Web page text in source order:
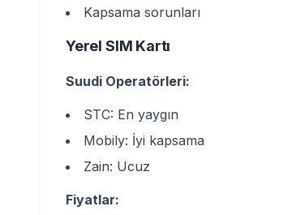
Kapsama sorunları
Yerel SIM Kartı
Suudi Operatörleri:
STC: En yaygın
Mobily: İyi kapsama
Zain: Ucuz
Fiyatlar: